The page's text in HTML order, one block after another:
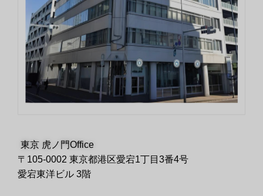
東京 虎ノ門Office
〒105-0002 東京都港区愛宕1丁目3番4号
愛宕東洋ビル 3階